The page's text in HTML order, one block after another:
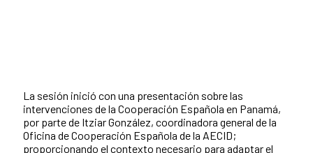
La sesión inició con una presentación sobre las
intervenciones de la Cooperación Española en Panamá,
por parte de Itziar González, coordinadora general de la
Oficina de Cooperación Española de la AECID;
proporcionando el contexto necesario para adaptar el